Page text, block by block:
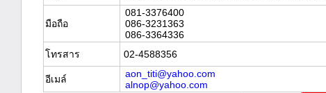
มือถือ
081-3376400
086-3231363
086-3364336
โทรสาร
02-4588356
อีเมล์
aon_titi@yahoo.com
alnop@yahoo.com